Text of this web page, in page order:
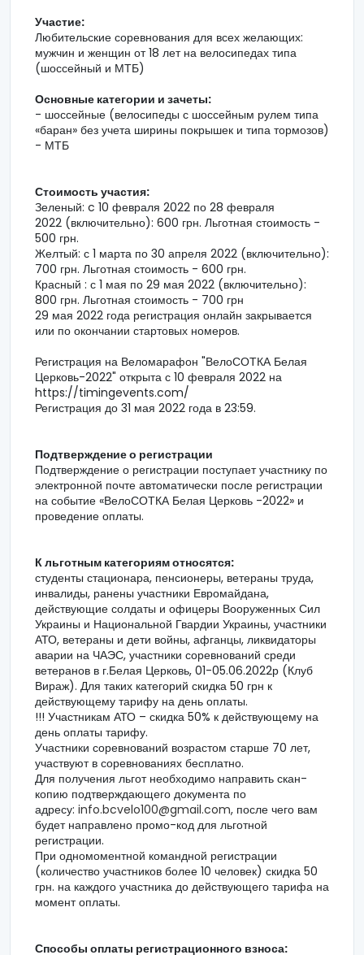
Участие:
Любительские соревнования для всех желающих:
мужчин и женщин от 18 лет на велосипедах типа
(шоссейный и МТБ)
Основные категории и зачеты:
- шоссейные (велосипеды с шоссейным рулем типа
«баран» без учета ширины покрышек и типа тормозов)
- МТБ
Стоимость участия:
Зеленый: c 10 февраля 2022 по 28 февраля
2022 (включительно): 600 грн. Льготная стоимость -
500 грн.
Желтый: с 1 марта по 30 апреля 2022 (включительно):
700 грн. Льготная стоимость - 600 грн.
Красный : с 1 мая по 29 мая 2022 (включительно):
800 грн. Льготная стоимость - 700 грн
29 мая 2022 года регистрация онлайн закрывается
или по окончании стартовых номеров.
Регистрация на Веломарафон "ВелоСОТКА Белая
Церковь-2022" открыта с 10 февраля 2022 на
https://timingevents.com/
Регистрация до 31 мая 2022 года в 23:59.
Подтверждение о регистрации
Подтверждение о регистрации поступает участнику по
электронной почте автоматически после регистрации
на событие «ВелоСОТКА Белая Церковь -2022» и
проведение оплаты.
К льготным категориям относятся:
студенты стационара, пенсионеры, ветераны труда,
инвалиды, ранены участники Евромайдана,
действующие солдаты и офицеры Вооруженных Сил
Украины и Национальной Гвардии Украины, участники
АТО, ветераны и дети войны, афганцы, ликвидаторы
аварии на ЧАЭС, участники соревнований среди
ветеранов в г.Белая Церковь, 01-05.06.2022р (Клуб
Вираж). Для таких категорий скидка 50 грн к
действующему тарифу на день оплаты.
!!! Участникам АТО – скидка 50% к действующему на
день оплаты тарифу.
Участники соревнований возрастом старше 70 лет,
участвуют в соревнованиях бесплатно.
Для получения льгот необходимо направить скан-
копию подтверждающего документа по
адресу: info.bcvelo100@gmail.com, после чего вам
будет направлено промо-код для льготной
регистрации.
При одномоментной командной регистрации
(количество участников более 10 человек) скидка 50
грн. на каждого участника до действующего тарифа на
момент оплаты.
Способы оплаты регистрационного взноса: